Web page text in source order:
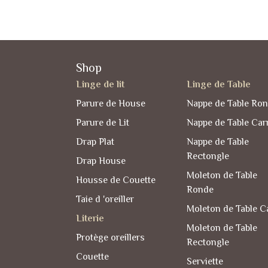
Linge de Table
Nappe de Table
Nappe de Table
Nappe de Table
Rectongle
Moleton de Table
Ronde
Moleton de Table
Moleton de Table
Rectongle
Serviette
Shop
Linge de lit
Parure de House
Parure de Lit
Drap Plat
Drap House
Housse de Couette
Taie d 'oreiller
Literie
Protège oreillers
Couette